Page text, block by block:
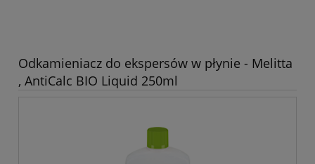
Odkamieniacz do ekspersów w płynie - Melitta
, AntiCalc BIO Liquid 250ml